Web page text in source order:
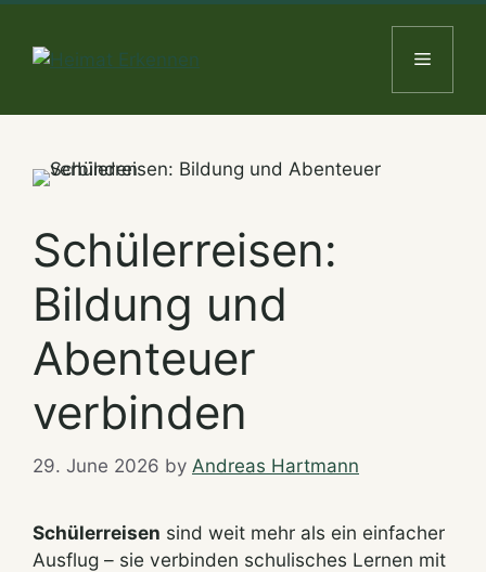
content
Menu
Schülerreisen:
Bildung und
Abenteuer
verbinden
29. June 2026 by Andreas Hartmann
Schülerreisen sind weit mehr als ein einfacher
Ausflug – sie verbinden schulisches Lernen mit